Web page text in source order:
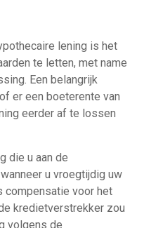
lening is het
te letten, met name
Een belangrijk
er een boeterente van
eerder af te lossen
die u aan de
u vroegtijdig uw
compensatie voor het
kredietverstrekker zou
volgens de